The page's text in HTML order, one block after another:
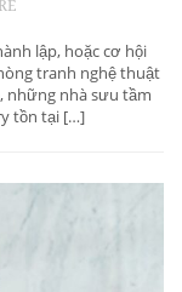
lập, hoặc cơ hội
tranh nghệ thuật
những nhà sưu tầm
tồn tại […]